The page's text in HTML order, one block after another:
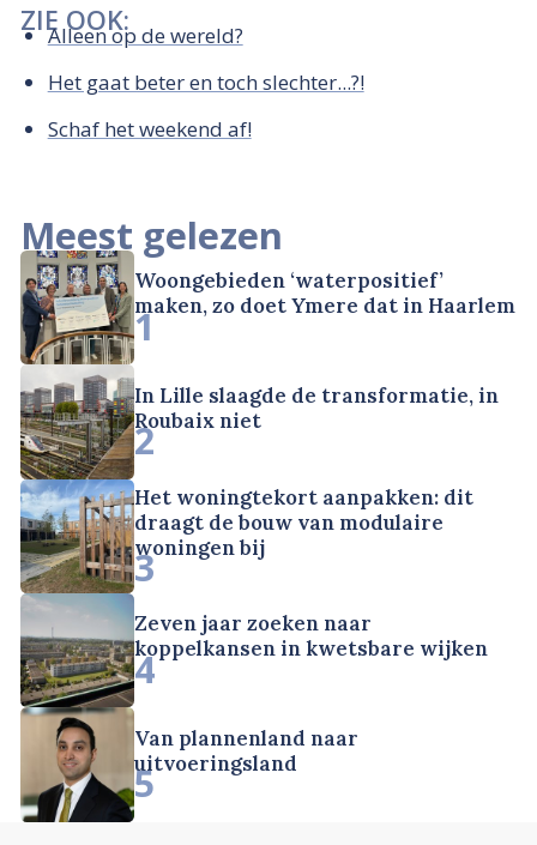
ZIE OOK:
Alleen op de wereld?
Het gaat beter en toch slechter...?!
Schaf het weekend af!
Meest gelezen
Woongebieden ‘waterpositief’
maken, zo doet Ymere dat in Haarlem
1
In Lille slaagde de transformatie, in
Roubaix niet
2
Het woningtekort aanpakken: dit
draagt de bouw van modulaire
woningen bij
3
Zeven jaar zoeken naar
koppelkansen in kwetsbare wijken
4
Van plannenland naar
uitvoeringsland
5